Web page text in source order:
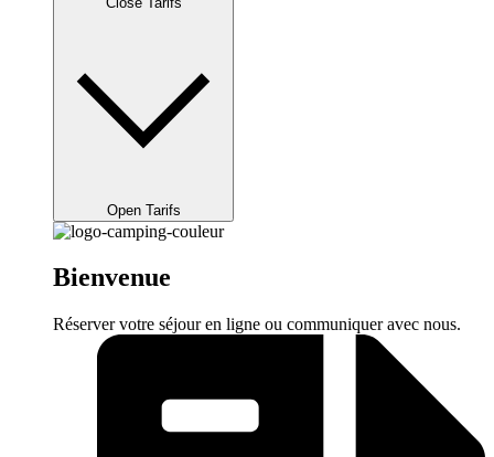
Open Tarifs
Bienvenue
Réserver votre séjour en ligne ou communiquer avec nous.